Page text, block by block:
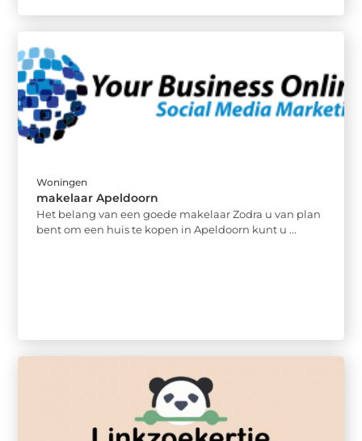
Woningen
makelaar Apeldoorn
Het belang van een goede makelaar Zodra u van plan
bent om een huis te kopen in Apeldoorn kunt u ...